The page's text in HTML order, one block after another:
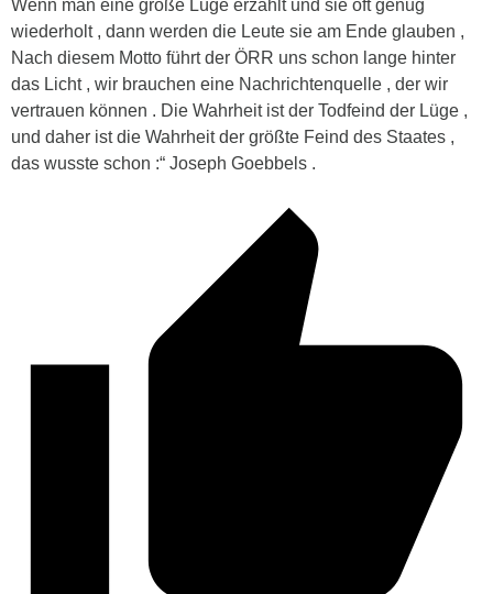
Wenn man eine große Lüge erzählt und sie oft genug
wiederholt , dann werden die Leute sie am Ende glauben ,
Nach diesem Motto führt der ÖRR uns schon lange hinter
das Licht , wir brauchen eine Nachrichtenquelle , der wir
vertrauen können . Die Wahrheit ist der Todfeind der Lüge ,
und daher ist die Wahrheit der größte Feind des Staates ,
das wusste schon :“ Joseph Goebbels .